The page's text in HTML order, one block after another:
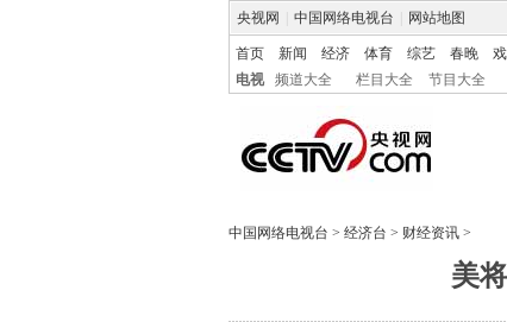
央视网 中国网络电视台 网站地图
首页 新闻 经济 体育 综艺 春晚
电视
频道大全 栏目大全 节目大全
中国网络电视台 > 经济台 > 财经资讯 >
美